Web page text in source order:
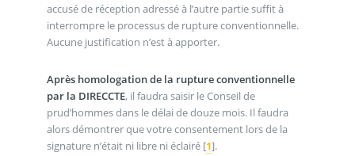
accusé de réception adressé à l’autre partie suffit à
interrompre le processus de rupture conventionnelle.
Aucune justification n’est à apporter.
Après homologation de la rupture conventionnelle
par la DIRECCTE, il faudra saisir le Conseil de
prud’hommes dans le délai de douze mois. Il faudra
alors démontrer que votre consentement lors de la
signature n’était ni libre ni éclairé[1].